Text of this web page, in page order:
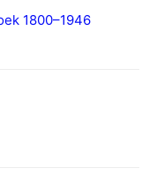
1800–1946